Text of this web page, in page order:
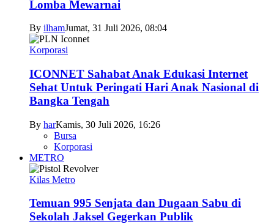
Lomba Mewarnai
By ilhamJumat, 31 Juli 2026, 08:04
Korporasi
ICONNET Sahabat Anak Edukasi Internet
Sehat Untuk Peringati Hari Anak Nasional di
Bangka Tengah
By harKamis, 30 Juli 2026, 16:26
Bursa
Korporasi
METRO
Kilas Metro
Temuan 995 Senjata dan Dugaan Sabu di
Sekolah Jaksel Gegerkan Publik